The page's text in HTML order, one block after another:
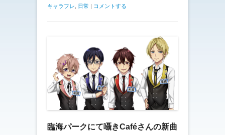
キャラフレ
日常 | コメントする
臨海パークにて囁きCaféさんの新曲